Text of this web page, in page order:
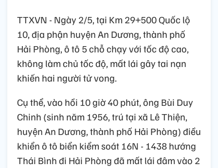
TTXVN - Ngày 2/5, tại Km 29+500 Quốc lộ
10, địa phận huyện An Dương, thành phố
Hải Phòng, ô tô 5 chỗ chạy với tốc độ cao,
không làm chủ tốc độ, mất lái gây tai nạn
khiến hai người tử vong.
Cụ thể, vào hồi 10 giờ 40 phút, ông Bùi Duy
Chinh (sinh năm 1956, trú tại xã Lê Thiện,
huyện An Dương, thành phố Hải Phòng) điều
khiển ô tô biển kiểm soát 16N - 1438 hướng
Thái Bình đi Hải Phòng đã mất lái đâm vào 2